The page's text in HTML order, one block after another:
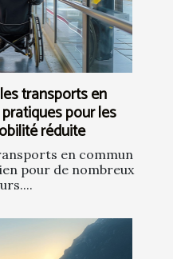
transports en
pour les
réduite
en commun
pour de nombreux